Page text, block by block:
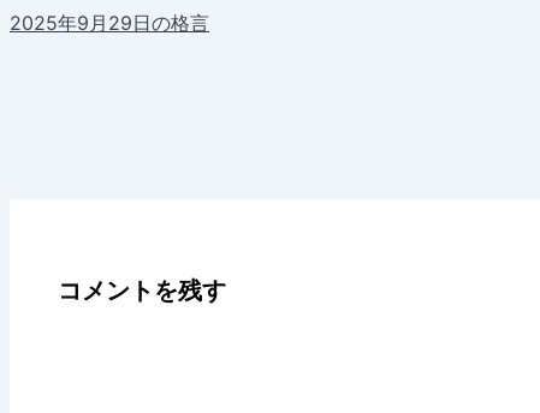
2025年9月29日の格言
コメントを残す